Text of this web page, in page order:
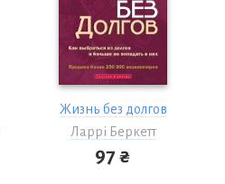
Жизнь без долгов
Ларрі Беркетт
97 ₴